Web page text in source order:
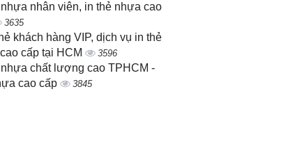
nhựa nhân viên, in thẻ nhựa cao
3635
khách hàng VIP, dịch vụ in thẻ
cấp tại HCM
3596
nhựa chất lượng cao TPHCM -
cao cấp
3845